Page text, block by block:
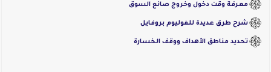
معرفة وقت دخول وخروج صانع السوق
شرح طرق عديدة للفوليوم بروفايل
تحديد مناطق الأهداف ووقف الخسارة